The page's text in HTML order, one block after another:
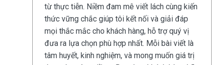
từ thực tiễn. Niềm đam mê viết lách cùng kiến
thức vững chắc giúp tôi kết nối và giải đáp
mọi thắc mắc cho khách hàng, hỗ trợ quý vị
đưa ra lựa chọn phù hợp nhất. Mỗi bài viết là
tâm huyết, kinh nghiệm, và mong muốn giá trị